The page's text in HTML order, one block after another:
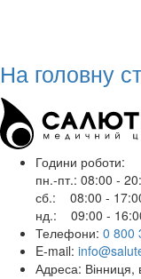
На головну
Години роботи:
пн.-пт.: 08:00 -
сб.: 08:00 -
нд.: 09:00 -
Телефони: 0 800
E-mail:
Адреса: Вінниця,